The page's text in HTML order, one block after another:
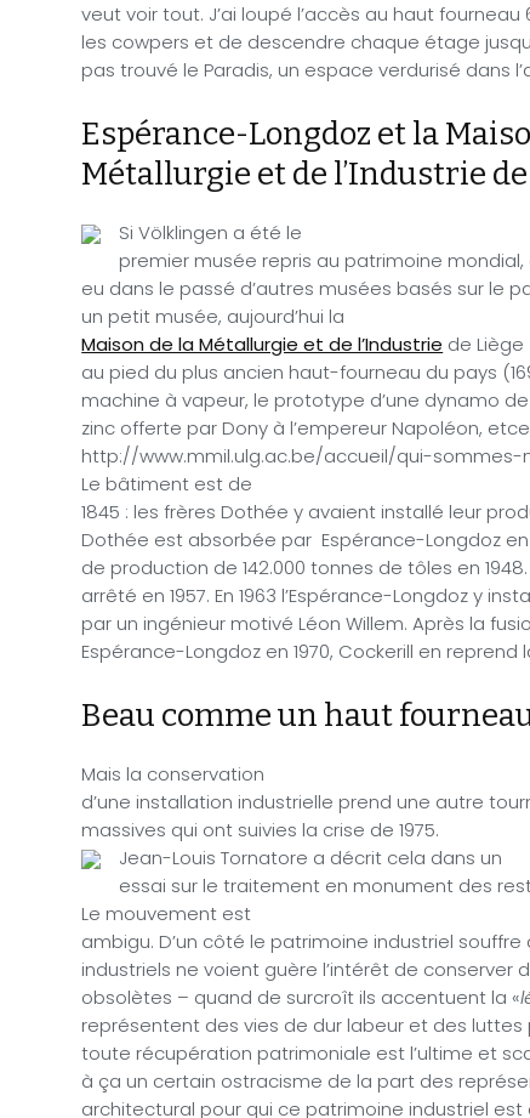
veut voir tout. J’ai loupé l’accès au haut fourneau
les cowpers et de descendre chaque étage
pas trouvé le Paradis, un espace verdurisé dans
Espérance-Longdoz et la
Métallurgie et de l’Industrie
Si Völklingen a été le
premier musée repris au patrimoine mondial,
eu dans le passé d’autres musées basés sur le
un petit musée, aujourd’hui la
Maison de la Métallurgie et de l’Industrie de Liège
au pied du plus ancien haut-fourneau du pays
machine à vapeur, le prototype d’une dynamo
zinc offerte par Dony à l’empereur Napoléon,
http://www.mmil.ulg.ac.be/accueil/qui-
Le bâtiment est de
1845 : les frères Dothée y avaient installé leur
Dothée est absorbée par Espérance-Longdoz en
de production de 142.000 tonnes de tôles en
arrêté en 1957. En 1963 l’Espérance-Longdoz y
par un ingénieur motivé Léon Willem. Après la
Espérance-Longdoz en 1970, Cockerill en reprend
Beau comme un haut
Mais la conservation
d’une installation industrielle prend une autre
massives qui ont suivies la crise de 1975.
Jean-Louis Tornatore a décrit cela dans un
essai sur le traitement en monument des
Le mouvement est
ambigu. D’un côté le patrimoine industriel souffre
industriels ne voient guère l’intérêt de conserver
obsolètes – quand de surcroît ils accentuent la «
représentent des vies de dur labeur et des
toute récupération patrimoniale est l’ultime et
à ça un certain ostracisme de la part des
architectural pour qui ce patrimoine industriel est